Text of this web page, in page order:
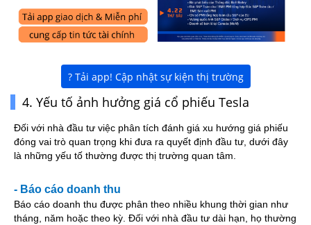
? Tải app! Cập nhật sự kiện thị trường
4. Yếu tố ảnh hưởng giá cổ phiếu Tesla
Đối với nhà đầu tư việc phân tích đánh giá xu hướng giá phiếu
đóng vai trò quan trọng khi đưa ra quyết định đầu tư, dưới đây
là những yếu tố thường được thị trường quan tâm.
- Báo cáo doanh thu
Báo cáo doanh thu được phân theo nhiều khung thời gian như
tháng, năm hoặc theo kỳ. Đối với nhà đầu tư dài hạn, họ thường